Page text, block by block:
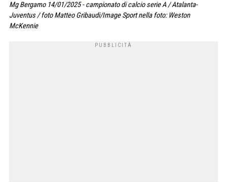
Mg Bergamo 14/01/2025 - campionato di calcio serie A / Atalanta-
Juventus / foto Matteo Gribaudi/Image Sport nella foto: Weston
McKennie